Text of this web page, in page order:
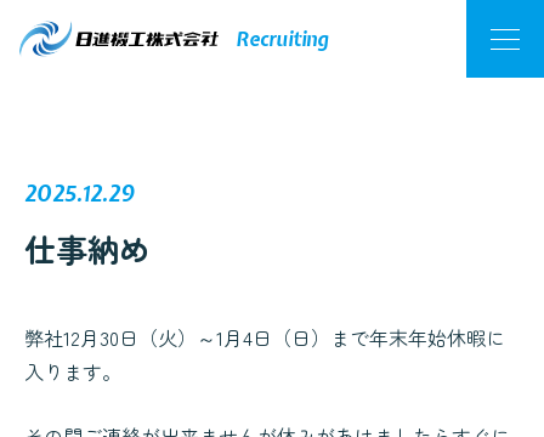
Recruiting
採用NEWS
2025.12.29
仕事納め
弊社12月30日（火）～1月4日（日）まで年末年始休暇に
入ります。